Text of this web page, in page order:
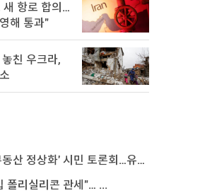
새 항로 합의…
해 통과"
친 우크라,
정상화' 시민 토론회…유튜브 생중계
폴리실리콘 관세"… ...